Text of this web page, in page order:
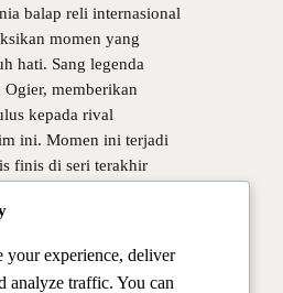
balap reli internasional
momen yang
hati. Sang legenda
Ogier, memberikan
kepada rival
ini. Momen ini terjadi
finis di seri terakhir
sangat panas dan
your experience, deliver
analyze traffic. You can